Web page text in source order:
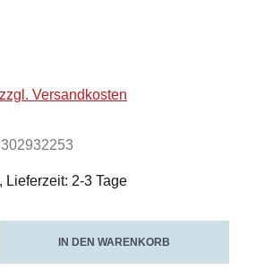
Versandkosten
302932253
Lieferzeit: 2-3 Tage
Gib den gewünschten
IN DEN WARENKORB